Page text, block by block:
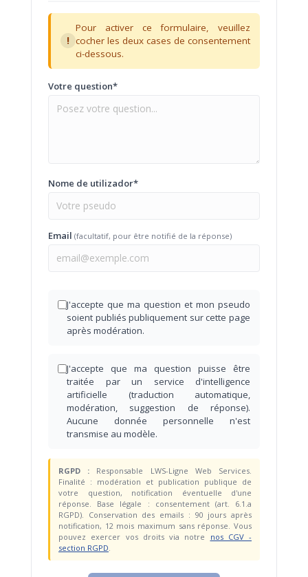
!
Pour activer ce formulaire, veuillez
cocher les deux cases de consentement
ci-dessous.
Votre question*
Nome de utilizador*
Email (facultatif, pour être notifié de la réponse)
J'accepte que ma question et mon pseudo
soient publiés publiquement sur cette page
après modération.
J'accepte que ma question puisse être
traitée par un service d'intelligence
artificielle (traduction automatique,
modération, suggestion de réponse).
Aucune donnée personnelle n'est
transmise au modèle.
RGPD : Responsable LWS-Ligne Web Services.
Finalité : modération et publication publique de
votre question, notification éventuelle d'une
réponse. Base légale : consentement (art. 6.1.a
RGPD). Conservation des emails : 90 jours après
notification, 12 mois maximum sans réponse. Vous
pouvez exercer vos droits via notre nos CGV -
section RGPD